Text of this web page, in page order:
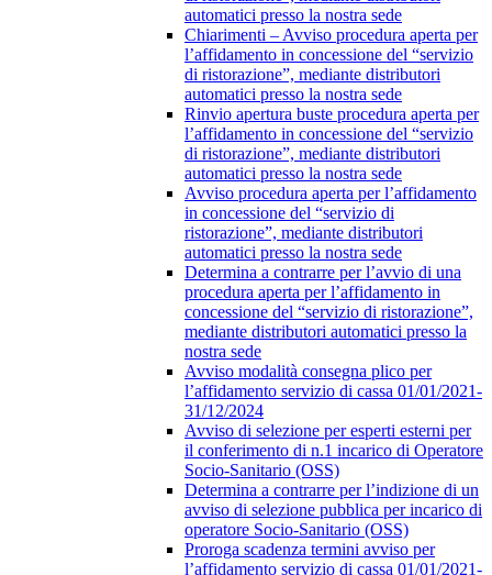
automatici presso la nostra sede
Chiarimenti – Avviso procedura aperta per
l’affidamento in concessione del “servizio
di ristorazione”, mediante distributori
automatici presso la nostra sede
Rinvio apertura buste procedura aperta per
l’affidamento in concessione del “servizio
di ristorazione”, mediante distributori
automatici presso la nostra sede
Avviso procedura aperta per l’affidamento
in concessione del “servizio di
ristorazione”, mediante distributori
automatici presso la nostra sede
Determina a contrarre per l’avvio di una
procedura aperta per l’affidamento in
concessione del “servizio di ristorazione”,
mediante distributori automatici presso la
nostra sede
Avviso modalità consegna plico per
l’affidamento servizio di cassa 01/01/2021-
31/12/2024
Avviso di selezione per esperti esterni per
il conferimento di n.1 incarico di Operatore
Socio-Sanitario (OSS)
Determina a contrarre per l’indizione di un
avviso di selezione pubblica per incarico di
operatore Socio-Sanitario (OSS)
Proroga scadenza termini avviso per
l’affidamento servizio di cassa 01/01/2021-